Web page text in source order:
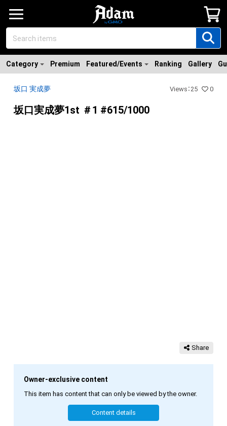
Category Premium Featured/Events Ranking Gallery
坂口 実成夢 Views ：25 0
坂口実成夢1st ＃1 #615/1000
Share
Owner-exclusive content
This item has content that can only be viewed by the owner.
Content details